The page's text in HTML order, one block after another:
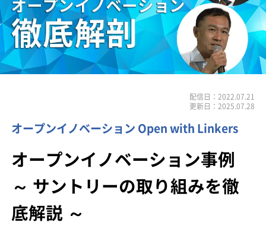
配信日：2022.07.21
更新日：2025.07.28
オープンイノベーション Open with Linkers
オープンイノベーション事例
～ サントリーの取り組みを徹
底解説 ～